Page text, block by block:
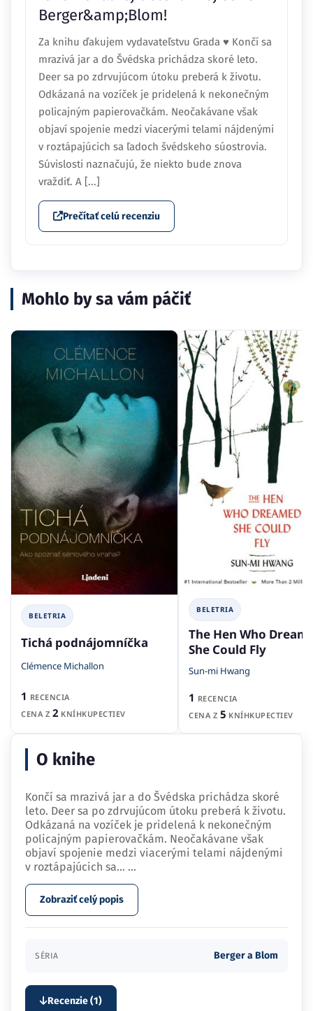
Berger&amp;Blom!
Za knihu ďakujem vydavateľstvu Grada ♥ Končí sa
mrazivá jar a do Švédska prichádza skoré leto.
Deer sa po zdrvujúcom útoku preberá k životu.
Odkázaná na vozíček je pridelená k nekonečným
policajným papierovačkám. Neočakávane však
objaví spojenie medzi viacerými telami nájdenými
v roztápajúcich sa ľadoch švédskeho súostrovia.
Súvislosti naznačujú, že niekto bude znova
vraždiť. A [...]
Prečítať celú recenziu
Mohlo by sa vám páčiť
BELETRIA
Tichá podnájomníčka
Clémence Michallon
1 RECENCIA
CENA Z 2 KNÍHKUPECTIEV
BELETRIA
The Hen Who
She Could Fly
Sun-mi Hwang
1 RECENCIA
CENA Z 5 KNÍHKUPECTIEV
O knihe
Končí sa mrazivá jar a do Švédska prichádza skoré
leto. Deer sa po zdrvujúcom útoku preberá k životu.
Odkázaná na vozíček je pridelená k nekonečným
policajným papierovačkám. Neočakávane však
objaví spojenie medzi viacerými telami nájdenými
v roztápajúcich sa… ...
Zobraziť celý popis
SÉRIA Berger a Blom
Recenzie (1)